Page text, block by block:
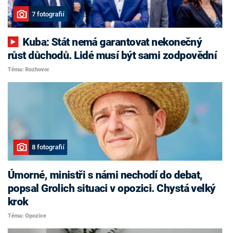
7 fotografií
růst důchodů. Lidé musí být sami zodpovědní
Téma: Rozhovor
8 fotografií
Úmorné, ministři s námi nechodí do debat,
popsal Grolich situaci v opozici. Chystá velký
krok
Téma: Opozice